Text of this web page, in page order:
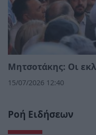
Μητσοτάκης: Οι
15/07/2026 12:40
Ροή Ειδήσεων